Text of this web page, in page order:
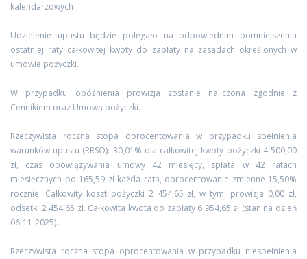
kalendarzowych
Udzielenie upustu będzie polegało na odpowiednim pomniejszeniu
ostatniej raty całkowitej kwoty do zapłaty na zasadach określonych w
umowie pożyczki.
W przypadku opóźnienia prowizja zostanie naliczona zgodnie z
Cennikiem oraz Umową pożyczki.
Rzeczywista roczna stopa oprocentowania w przypadku spełnienia
warunków upustu (RRSO): 30,01% dla całkowitej kwoty pożyczki 4 500,00
zł, czas obowiązywania umowy 42 miesięcy, spłata w 42 ratach
miesięcznych po 165,59 zł każda rata, oprocentowanie zmienne 15,50%
rocznie. Całkowity koszt pożyczki 2 454,65 zł, w tym: prowizja 0,00 zł,
odsetki 2 454,65 zł. Całkowita kwota do zapłaty 6 954,65 zł (stan na dzień
06-11-2025).
Rzeczywista roczna stopa oprocentowania w przypadku niespełnienia